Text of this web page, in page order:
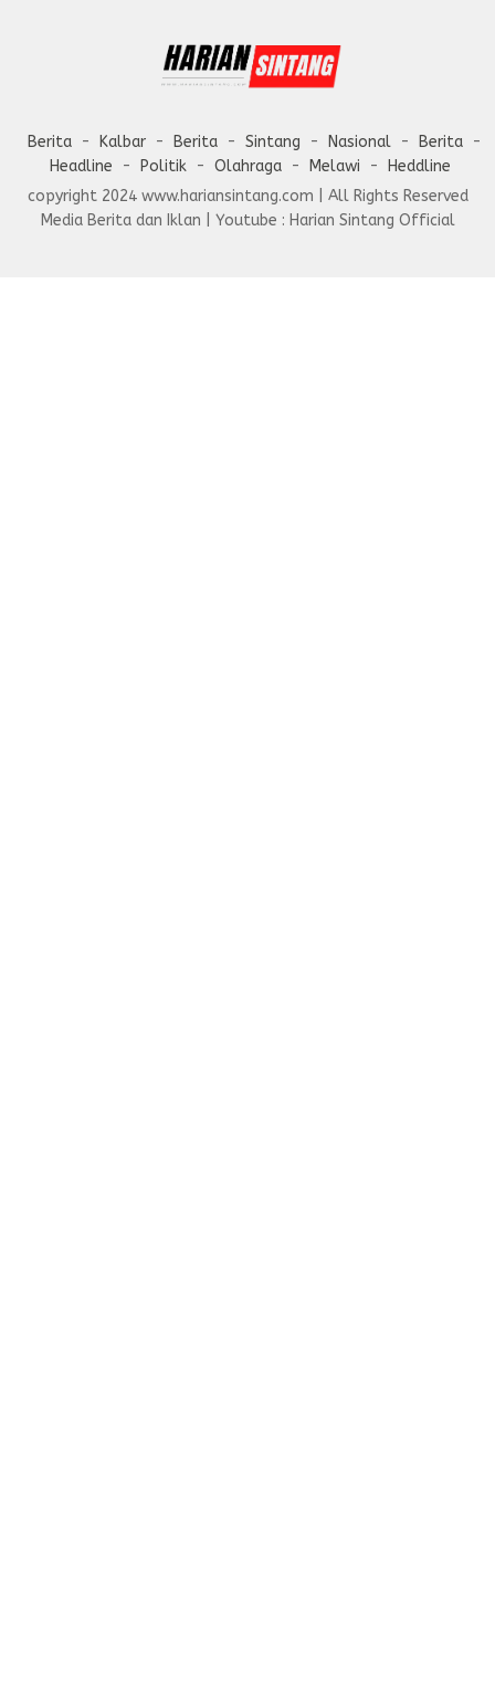
Berita Kalbar Berita Sintang Nasional
Berita
Headline
Politik Olahraga Melawi
Heddline
copyright 2024 www.hariansintang.com | All Rights Reserved
Media Berita dan Iklan | Youtube : Harian Sintang Official